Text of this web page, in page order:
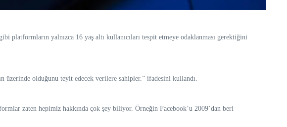
yalnızca 16 yaş altı kullanıcıları tespit etmeye odaklanması gerektiğini
üzerinde olduğunu teyit edecek verilere sahipler.” ifadesini kullandı.
zaten hepimiz hakkında çok şey biliyor. Örneğin Facebook’u 2009’dan beri